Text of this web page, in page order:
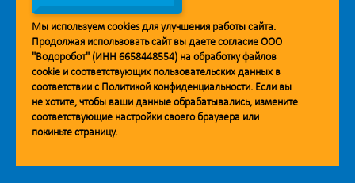
Мобильное приложение Vodorobot
Мы используем cookiesдля улучшения работы сайта.
Продолжая использовать сайт вы даете согласие ООО
"Водоробот" (ИНН 6658448554) на обработку файлов
cookie и соответствующих пользовательских данных в
соответствии с Политикой конфиденциальности. Если вы
не хотите, чтобы ваши данные обрабатывались, измените
соответствующие настройки своего браузера или
покиньте страницу.